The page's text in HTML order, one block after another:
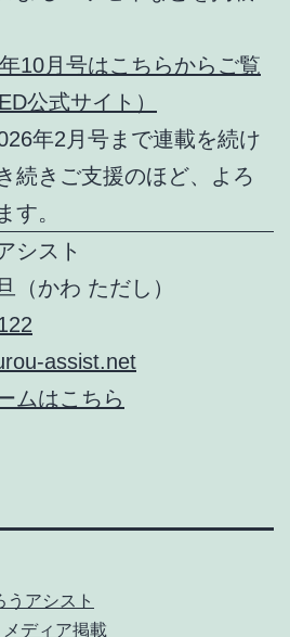
10月号はこちらからご覧
公式サイト）
年2月号まで連載を続け
続きご支援のほど、よろ
す。
シスト
かわ ただし）
assist.net
ムはこちら
うアシスト
メディア掲載